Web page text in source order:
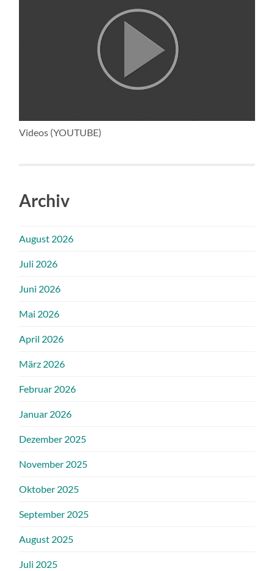
Videos (YOUTUBE)
Archiv
August 2026
Juli 2026
Juni 2026
Mai 2026
April 2026
März 2026
Februar 2026
Januar 2026
Dezember 2025
November 2025
Oktober 2025
September 2025
August 2025
Juli 2025